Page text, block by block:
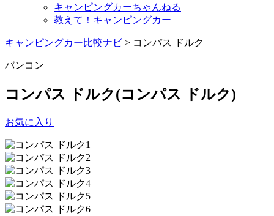
キャンピングカーちゃんねる
教えて！キャンピングカー
キャンピングカー比較ナビ > コンパス ドルク
バンコン
コンパス ドルク(コンパス ドルク)
お気に入り